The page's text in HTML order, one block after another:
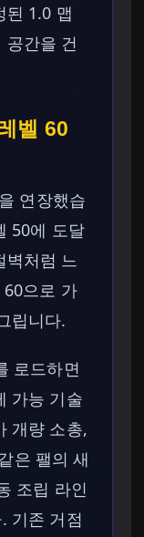
된 1.0 맵
공간을 건
벨 60
연장했습
50에 도달
벽처럼 느
으로 가
립니다.
로드하면
가능 기술
개량 소총,
은 팰의 새
조립 라인
기존 거점